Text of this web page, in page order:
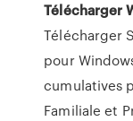
Télécharger
Télécharger
pour
cumulatives
Familiale et